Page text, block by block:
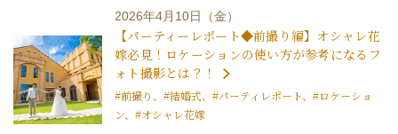
2026年4月10日（金）
【パーティーレポート◆前撮り編】オシャレ花
嫁必見！ロケーションの使い方が参考になるフ
ォト撮影とは？！
#前撮り、#結婚式、#パーティレポート、#ロケーショ
ン、#オシャレ花嫁